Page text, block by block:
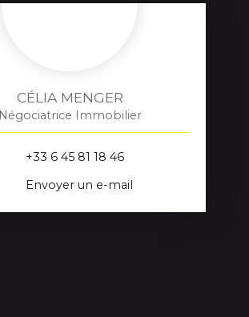
CÉLIA MENGER
Négociatrice Immobilier
+33 6 45 81 18 46
Envoyer un e-mail